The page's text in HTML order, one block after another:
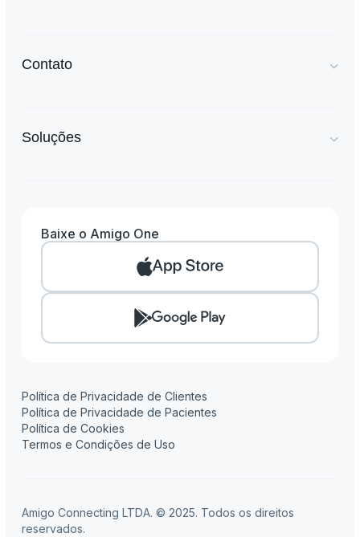
Contato
Soluções
Amigo Clinic
Amigo Contábil
Baixe o Amigo One
Política de Privacidade de Clientes
Política de Privacidade de Pacientes
Política de Cookies
Termos e Condições de Uso
Amigo Connecting LTDA. © 2025. Todos os direitos
reservados.